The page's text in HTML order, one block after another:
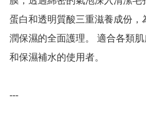
蛋白和透明質酸三重滋養成份，
潤保濕的全面護理。 適合各類
和保濕補水的使用者。
---